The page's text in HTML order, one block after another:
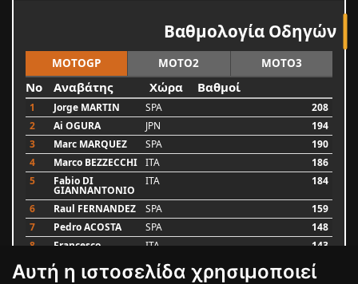
Αυτή η ιστοσελίδα χρησιμοποιεί
Βαθμολογία Οδηγών
MOTOGP MOTO2 MOTO3
No Αναβάτης Χώρα Βαθμοί
1 Jorge MARTIN SPA
208
2
Ai OGURA JPN
194
3
Marc MARQUEZ SPA
190
4
Marco BEZZECCHI ITA
186
5
Fabio DI
GIANNANTONIO
ITA 184
6 Raul FERNANDEZ SPA
159
7
Pedro ACOSTA SPA
148
8
Francesco ITA 143
9 Alex MARQUEZ SPA